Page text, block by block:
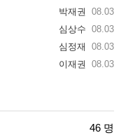
박재권 08.03
심상수 08.03
심정재 08.03
이재권 08.03
46 명